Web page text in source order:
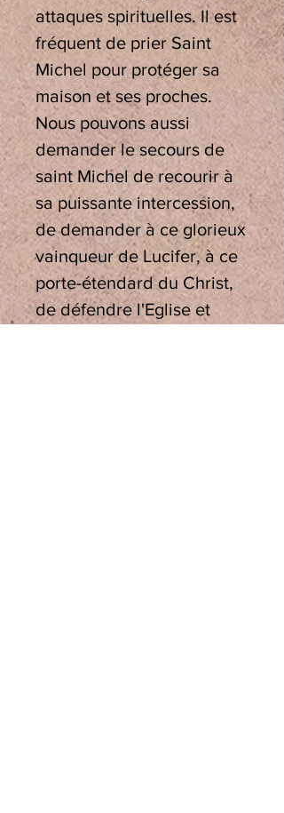
attaques spirituelles. Il est
fréquent de prier Saint
Michel pour protéger sa
maison et ses proches.
Nous pouvons aussi
demander le secours de
saint Michel de recourir à
sa puissante intercession,
de demander à ce glorieux
vainqueur de Lucifer, à ce
porte-étendard du Christ,
de défendre l'Eglise et